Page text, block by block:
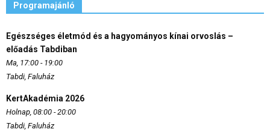
Programajánló
Egészséges életmód és a hagyományos kínai orvoslás –
előadás Tabdiban
Ma, 17:00 - 19:00
Tabdi, Faluház
KertAkadémia 2026
Holnap, 08:00 - 20:00
Tabdi, Faluház